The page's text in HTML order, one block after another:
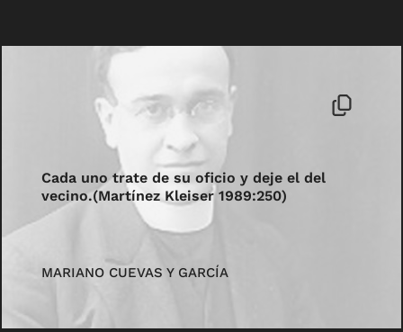
Cada uno trate de su oficio y deje el del
vecino.(Martínez Kleiser 1989:250)
MARIANO CUEVAS Y GARCÍA